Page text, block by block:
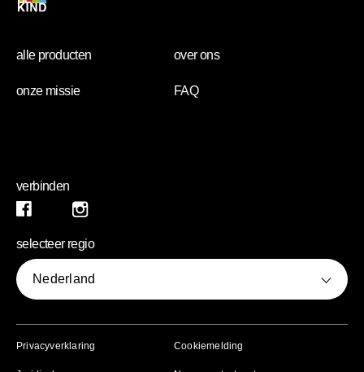
alle producten over ons
onze missie FAQ
verbinden
Facebook (opens in new window)
instagram (opens in new window)
Privacyverklaring (opens in new window)Cookiemelding
selecteer regio
Nederland